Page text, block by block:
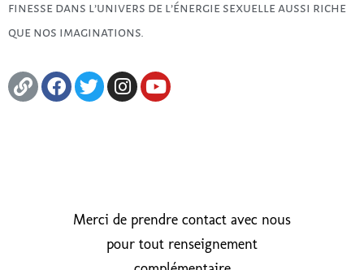
finesse dans l’univers de l’énergie sexuelle aussi riche
que nos imaginations.
Merci de prendre contact avec nous
pour tout renseignement